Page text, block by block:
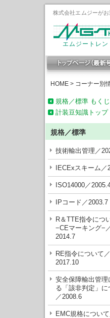
株式会社エムジーが
エムジートレン
HOME > コーナー別
規格／標準 もくじ
計装豆知識トップ
規格／標準
技術輸出管理／
IECExスキーム／
ISO14000／
IPコード／2003.7
R＆TTE指令につ
−CEマーキング−
2014.7
RE指令について／
2017.10
安全保障輸出管理
る「該非判定」に
／2008.6
EMC規格について